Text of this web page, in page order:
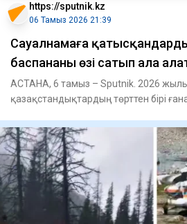
https://sputnik.kz
06 Тамыз 2026 21:39
Сауалнамаға
баспананы өзі сатып ала
АСТАНА, 6 тамыз – Sputnik. 2026
қазақстандықтардың төрттен бірі